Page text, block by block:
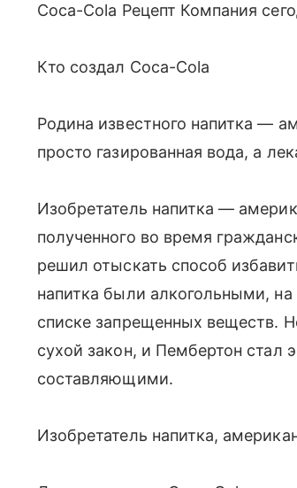
Coca-Cola Рецепт Компания
Кто создал Соса-Соla
Родина известного напитка —
просто газированная вода, а
Изобретатель напитка —
полученного во время
решил отыскать способ
напитка были алкогольными,
списке запрещенных веществ.
сухой закон, и Пембертон стал
составляющими.
Изобретатель напитка,